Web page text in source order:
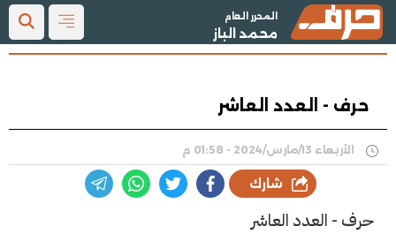
المحرر العام
محمد الباز
حرف - العدد العاشر
الأربعاء 13/مارس/2024 - 01:58 م
شارك
حرف - العدد العاشر